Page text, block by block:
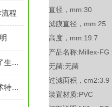
程
PM2.5空气监测用滤膜提高了生产效率和加工精度
探索PM2.5石英过滤膜的技术特性与性能标准
直径，mm:30
滤膜直径，mm:25
高度，mm:19.7
产品名称:Millex-FG
无菌:无菌
过滤面积，cm2:3.9
装置材质:PVC